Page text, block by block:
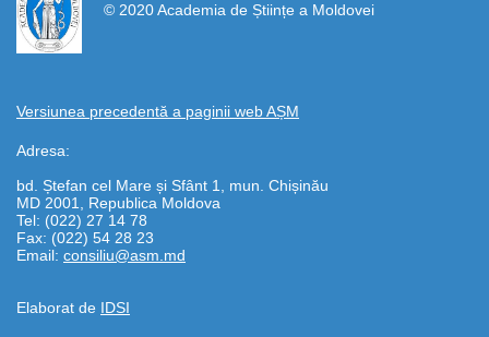
© 2020 Academia de Științe a Moldovei
Versiunea precedentă a paginii web AȘM
Adresa:
bd. Ștefan cel Mare și Sfânt 1, mun. Chișinău
MD 2001, Republica Moldova
Tel: (022) 27 14 78
Fax: (022) 54 28 23
Email: consiliu@asm.md
Elaborat de IDSI